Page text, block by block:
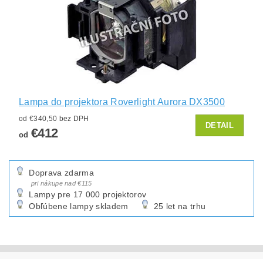
Lampa do projektora Roverlight Aurora DX3500
od €340,50 bez DPH
od €412
DETAIL
Doprava zdarma
pri nákupe nad €115
Lampy pre 17 000 projektorov
Obľúbene lampy skladem
25 let na trhu